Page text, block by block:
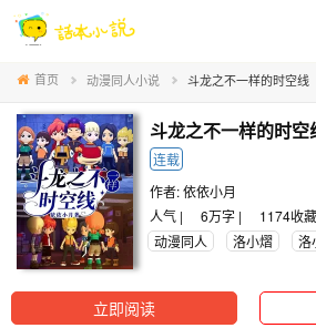
首页 动漫同人小说 斗龙之不一样的时空线
斗龙之不一样的时空
连载
作者:依依小月
人气 |
6万字 | 1174收藏
动漫同人
洛小熠 洛
立即阅读